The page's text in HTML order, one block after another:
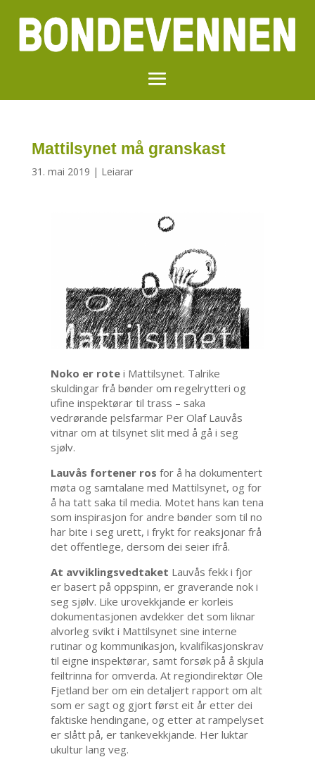
Mattilsynet må granskast
31. mai 2019 | Leiarar
Noko er rotei Mattilsynet. Talrike
skuldingar frå bønder om regelrytteri og
ufine inspektørar til trass – saka
vedrørande pelsfarmar Per Olaf Lauvås
vitnar om at tilsynet slit med å gå i seg
sjølv.
Lauvås fortener ros for å ha dokumentert
møta og samtalane med Mattilsynet, og for
å ha tatt saka til media. Motet hans kan tena
som inspirasjon for andre bønder som til no
har bite i seg urett, i frykt for reaksjonar frå
det offentlege, dersom dei seier ifrå.
At avviklingsvedtaket Lauvås fekk i fjor
er basert på oppspinn, er graverande nok i
seg sjølv. Like urovekkjande er korleis
dokumentasjonen avdekker det som liknar
alvorleg svikt i Mattilsynet sine interne
rutinar og kommunikasjon, kvalifikasjonskrav
til eigne inspektørar, samt forsøk på å skjula
feiltrinna for omverda. At regiondirektør Ole
Fjetland ber om ein detaljert rapport om alt
som er sagt og gjort først eit år etter dei
faktiske hendingane, og etter at rampelyset
er slått på, er tankevekkjande. Her luktar
ukultur lang veg.